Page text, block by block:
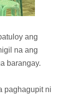
ang
na ang
barangay.
paghagupit ni